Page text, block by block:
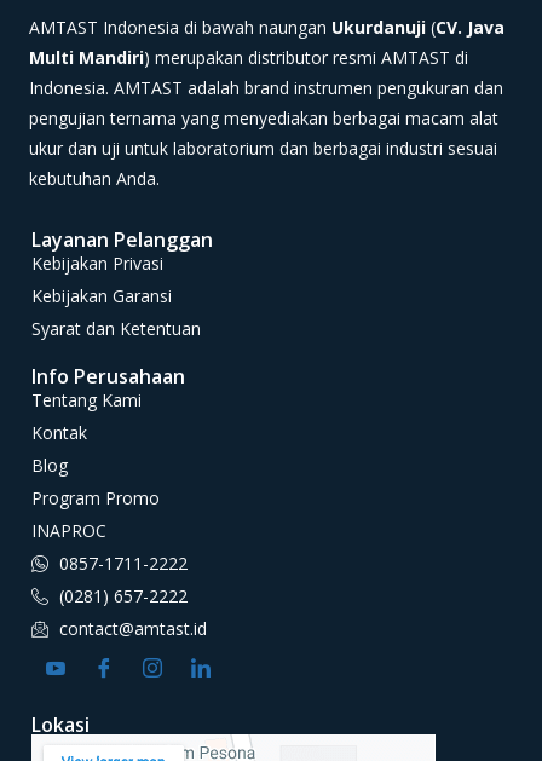
AMTAST Indonesia di bawah naungan Ukurdanuji (CV. Java
Multi Mandiri) merupakan distributor resmi AMTAST di
Indonesia. AMTAST adalah brand instrumen pengukuran dan
pengujian ternama yang menyediakan berbagai macam alat
ukur dan uji untuk laboratorium dan berbagai industri sesuai
kebutuhan Anda.
Layanan Pelanggan
Kebijakan Privasi
Kebijakan Garansi
Syarat dan Ketentuan
Info Perusahaan
Tentang Kami
Kontak
Blog
Program Promo
INAPROC
0857-1711-2222
(0281) 657-2222
contact@amtast.id
Lokasi